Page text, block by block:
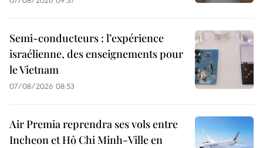
Semi-conducteurs : l’expérience
israélienne, des enseignements pour
le Vietnam
07/08/2026 08:53
Air Premia reprendra ses vols entre
Incheon et Hô Chi Minh-Ville en